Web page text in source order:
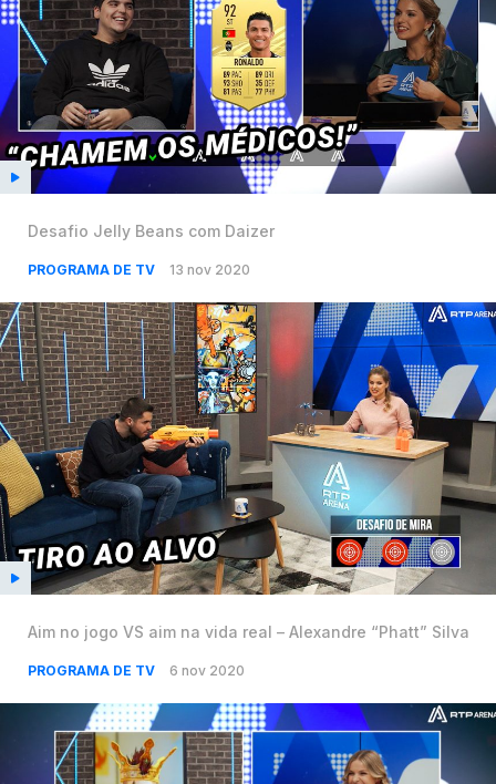
Desafio Jelly Beans com Daizer
PROGRAMA DE TV 13 nov 2020
Aim no jogo VS aim na vida real – Alexandre “Phatt” Silva
PROGRAMA DE TV 6 nov 2020